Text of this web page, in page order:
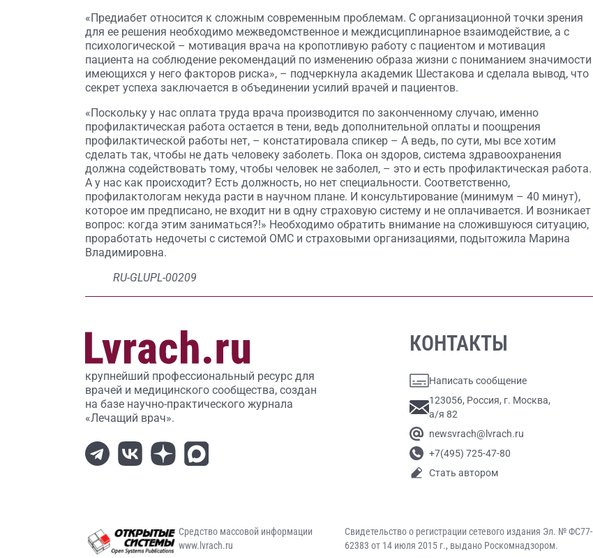
«Предиабет относится к сложным современным проблемам. С организационной точки зрения
для ее решения необходимо межведомственное и междисциплинарное взаимодействие, а с
психологической – мотивация врача на кропотливую работу с пациентом и мотивация
пациента на соблюдение рекомендаций по изменению образа жизни с пониманием значимости
имеющихся у него факторов риска», – подчеркнула академик Шестакова и сделала вывод, что
секрет успеха заключается в объединении усилий врачей и пациентов.
«Поскольку у нас оплата труда врача производится по законченному случаю, именно
профилактическая работа остается в тени, ведь дополнительной оплаты и поощрения
профилактической работы нет, – констатировала спикер – А ведь, по сути, мы все хотим
сделать так, чтобы не дать человеку заболеть. Пока он здоров, система здравоохранения
должна содействовать тому, чтобы человек не заболел, – это и есть профилактическая работа.
А у нас как происходит? Есть должность, но нет специальности. Соответственно,
профилактологам некуда расти в научном плане. И консультирование (минимум – 40 минут),
которое им предписано, не входит ни в одну страховую систему и не оплачивается. И возникает
вопрос: когда этим заниматься?!» Необходимо обратить внимание на сложившуюся ситуацию,
проработать недочеты с системой ОМС и страховыми организациями, подытожила Марина
Владимировна.
RU-GLUPL-00209
крупнейший профессиональный ресурс для
врачей и медицинского сообщества, создан
на базе научно-практического журнала
«Лечащий врач».
КОНТАКТЫ
Написать сообщение
123056, Россия, г. Москва,
а/я 82
newsvrach@lvrach.ru
+7(495) 725-47-80
Стать автором
Средство массовой информации
www.lvrach.ru
Свидетельство о регистрации сетевого издания Эл. № ФС77-
62383 от 14 июля 2015 г., выдано Роскомнадзором.